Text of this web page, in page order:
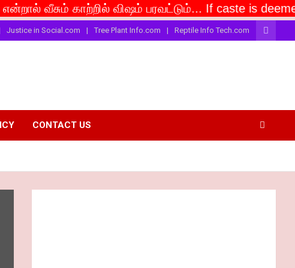
காற்றில் விஷம் பரவட்டும்... If caste is deemed to
Justice in Social.com Tree Plant Info.com Reptile Info Tech.com
CONTACT US